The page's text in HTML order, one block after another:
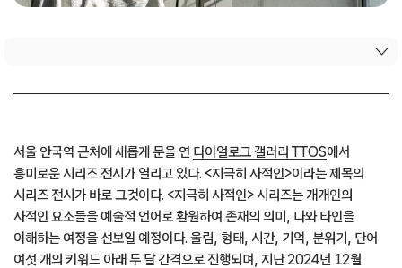
서울 안국역 근처에 새롭게 문을 연 다이얼로그 갤러리 TTOS에서
흥미로운 시리즈 전시가 열리고 있다. <지극히 사적인>이라는 제목의
시리즈 전시가 바로 그것이다. <지극히 사적인> 시리즈는 개개인의
사적인 요소들을 예술적 언어로 환원하여 존재의 의미, 나와 타인을
이해하는 여정을 선보일 예정이다. 울림, 형태, 시간, 기억, 분위기, 단어
여섯 개의 키워드 아래 두 달 간격으로 진행되며, 지난 2024년 12월